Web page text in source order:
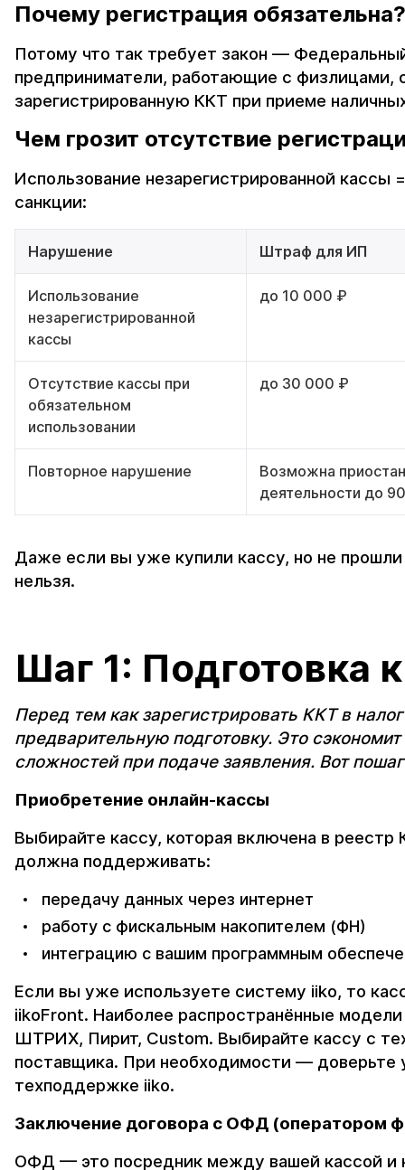
Почему регистрация обязательна?
Потому что так требует закон —
предприниматели, работающие с физлицами,
зарегистрированную ККТ при приеме
Чем грозит отсутствие
Использование незарегистрированной
санкции:
Нарушение Штраф для ИП
Использование
незарегистрированной
кассы
до 10 000 ₽
Отсутствие кассы при
обязательном
использовании
до 30 000 ₽
Повторное нарушение
Возможна
деятельности до
Даже если вы уже купили кассу, но не
нельзя.
Шаг 1: Подготовка
Перед тем как зарегистрировать ККТ в
предварительную подготовку. Это
сложностей при подаче заявления. Вот
Приобретение онлайн-кассы
Выбирайте кассу, которая включена в
должна поддерживать:
передачу данных через интернет
работу с фискальным накопителем (ФН)
интеграцию с вашим программным
Если вы уже используете систему iiko, то
iikoFront. Наиболее распространённые
ШТРИХ, Пирит, Custom. Выбирайте кассу с
поставщика. При необходимости — доверьте
техподдержке iiko.
Заключение договора с ОФД (оператором
ОФД — это посредник между вашей кассой и